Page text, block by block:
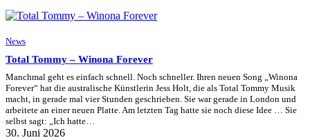
News
Total Tommy – Winona Forever
Manchmal geht es einfach schnell. Noch schneller. Ihren neuen Song „Winona
Forever“ hat die australische Künstlerin Jess Holt, die als Total Tommy Musik
macht, in gerade mal vier Stunden geschrieben. Sie war gerade in London und
arbeitete an einer neuen Platte. Am letzten Tag hatte sie noch diese Idee … Sie
selbst sagt: „Ich hatte…
30. Juni 2026